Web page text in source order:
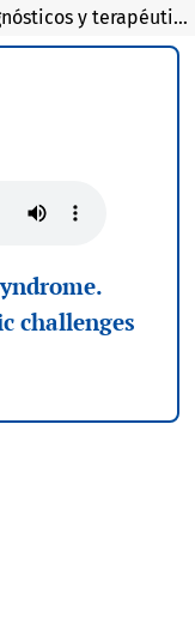
Síndrome de Susac. Desafíos diagnósticos y terapéuticos